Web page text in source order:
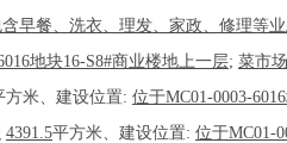
早餐、洗衣、理发、家政、修理等
地块16-S8#商业楼地上一层; 菜市场
方米、建设位置: 位于MC01-0003-
4391.5平方米、建设位置: 位于MC01-